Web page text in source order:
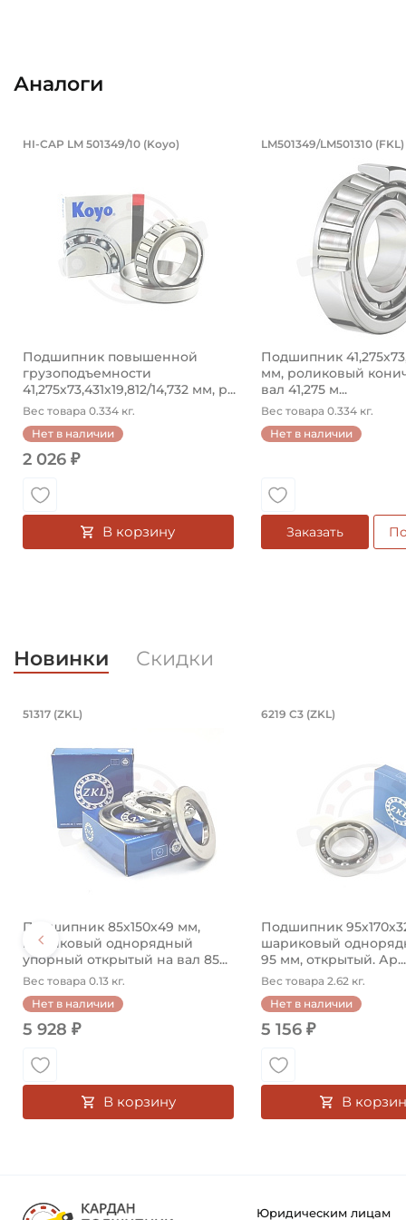
Аналоги
Подшипник повышенной
Подшипник повышенной грузоподъемности HI-CAP
HI-CAP LM 501349/10 (Koyo)
Подшипник повышенной
грузоподъемности
41,275х73,431х19,812/14,732 мм, р...
Вес товара 0.334 кг.
Нет в наличии
2 026 ₽
В корзину
Подшипник
Подшипник
LM501349/LM501310 (FKL)
Подшипник
мм, роликовый
вал 41,275 м...
Вес товара 0.334 кг.
Нет в наличии
Заказать
Новинки Скидки
Подшипник 85х150х49 мм,
51317 (ZKL)
Подшипник 85х150х49 мм,
шариковый однорядный
упорный открытый на вал 85...
Вес товара 0.13 кг.
Нет в наличии
5 928 ₽
В корзину
Подшипник
6219 C3 (ZKL)
Подшипник
шариковый
95 мм, открытый. Ар...
Вес товара 2.62 кг.
Нет в наличии
5 156 ₽
В
Юридическим лицам